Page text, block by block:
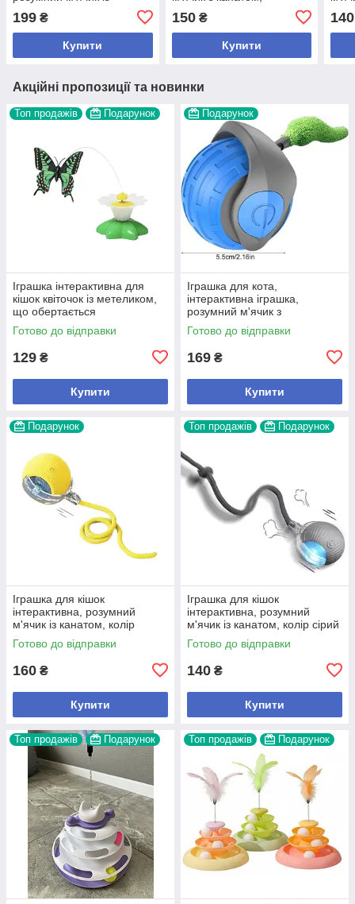
199 ₴
Купити
150₴
Купити
140
Акційні пропозиції та новинки
Топ продажів Подарунок
Іграшка інтерактивна для
кішок квіточок із метеликом,
що обертається
Готово до відправки
129 ₴
Купити
Подарунок
Іграшка для кота,
інтерактивна іграшка,
розумний м'ячик з
хвостиком,кольори(зелений,
помаранчевий),арт.,(941979),
Готово до відправки
169 ₴
Купити
Подарунок
Іграшка для кішок
інтерактивна, розумний
м'ячик із канатом, колір
жовтий
Готово до відправки
160 ₴
Купити
Топ продажів Подарунок
Іграшка для кішок
інтерактивна, розумний
м'ячик із канатом, колір сірий
Готово до відправки
140 ₴
Купити
Топ продажів Подарунок Топ продажів Подарунок